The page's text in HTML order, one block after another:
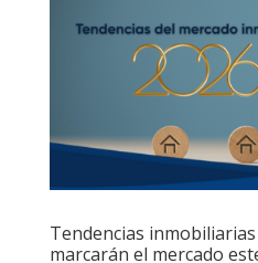
Tendencias
marcarán el mercado